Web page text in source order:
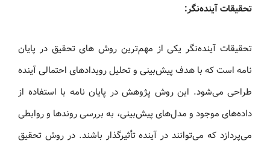
تحقیقات آینده‌نگر:
تحقیقات آینده‌نگر یکی از مهم‌ترین روش های تحقیق در پایان‌
نامه است که با هدف پیش‌بینی و تحلیل رویدادهای احتمالی آینده
طراحی می‌شود. این روش پژوهش در پایان‌ نامه با استفاده از
داده‌های موجود و مدل‌های پیش‌بینی، به بررسی روندها و روابطی
می‌پردازد که می‌توانند در آینده تأثیرگذار باشند. در روش تحقیق